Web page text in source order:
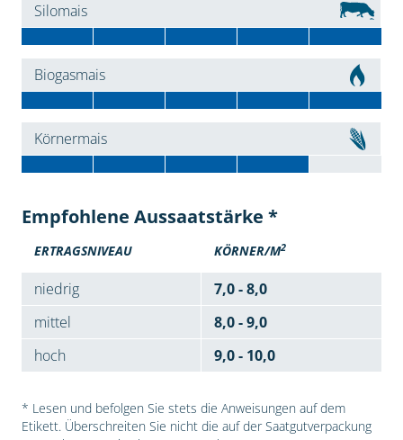
Silomais
Biogasmais
Körnermais
Empfohlene Aussaatstärke *
ERTRAGSNIVEAU KÖRNER/M2
niedrig
7,0 - 8,0
mittel
8,0 - 9,0
hoch
9,0 - 10,0
* Lesen und befolgen Sie stets die Anweisungen auf dem
Etikett. Überschreiten Sie nicht die auf der Saatgutverpackung